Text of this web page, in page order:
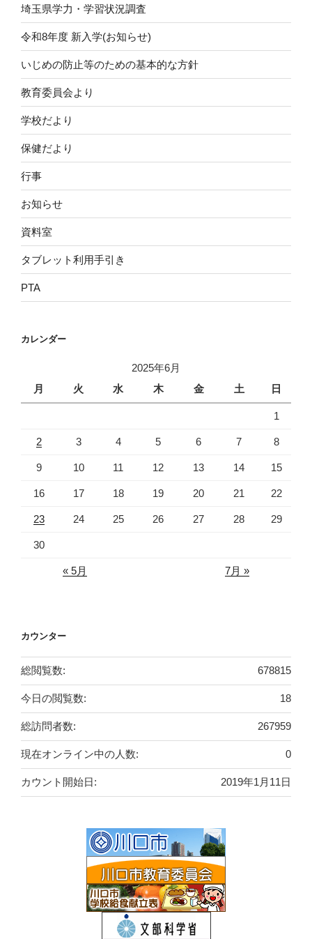
埼玉県学力・学習状況調査
令和8年度 新入学(お知らせ)
いじめの防止等のための基本的な方針
教育委員会より
学校だより
保健だより
行事
お知らせ
資料室
タブレット利用手引き
PTA
カレンダー
2025年6月
月
火 水 木 金 土 日
1
2 3 4 5 6 7 8
9 10 11 12 13 14 15
16 17 18 19 20 21 22
23 24 25 26 27 28 29
30
« 5月 7月 »
カウンター
678815
総閲覧数:
18
今日の閲覧数:
267959
総訪問者数:
0
現在オンライン中の人数:
2019年1月11日
カウント開始日: